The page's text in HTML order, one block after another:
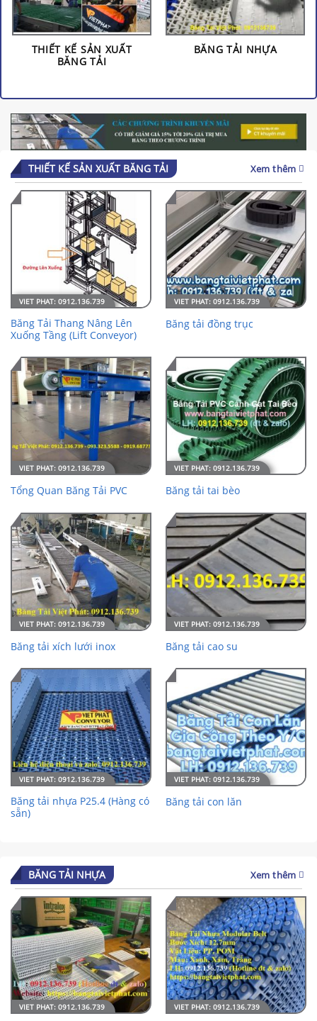
THIẾT KẾ SẢN XUẤT
BĂNG TẢI
BĂNG TẢI NHỰA
THIẾT KẾ SẢN XUẤT BĂNG TẢI Xem thêm
Băng Tải Thang Nâng Lên
Xuống Tầng (Lift Conveyor)
Băng tải đồng trục
Tổng Quan Băng Tải PVC Băng tải tai bèo
Băng tải xích lưới inox Băng tải cao su
Băng tải nhựa P25.4 (Hàng có
sẵn)
Băng tải con lăn
BĂNG TẢI NHỰA Xem thêm